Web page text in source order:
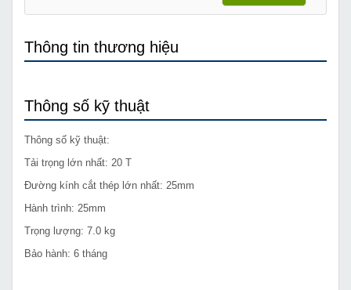
Thông tin thương hiệu
Thông số kỹ thuật
Thông số kỹ thuật:
Tải trọng lớn nhất: 20 T
Đường kính cắt thép lớn nhất: 25mm
Hành trình: 25mm
Trọng lượng: 7.0 kg
Bảo hành: 6 tháng